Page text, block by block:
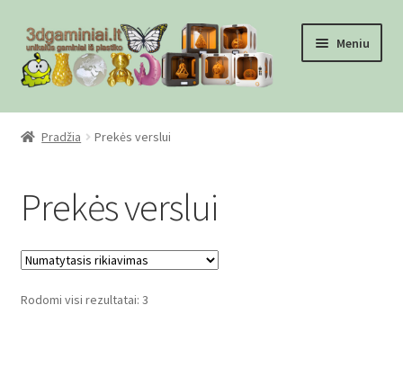
Pereiti
prie
meniu
Pereiti
prie
turinio
Meniu
Pradžia
Gamyba pagal užsakymą
Informacija
Mūsų partneriai
Pradžia Prekės verslui
Prekės verslui
Rodomi visi rezultatai: 3